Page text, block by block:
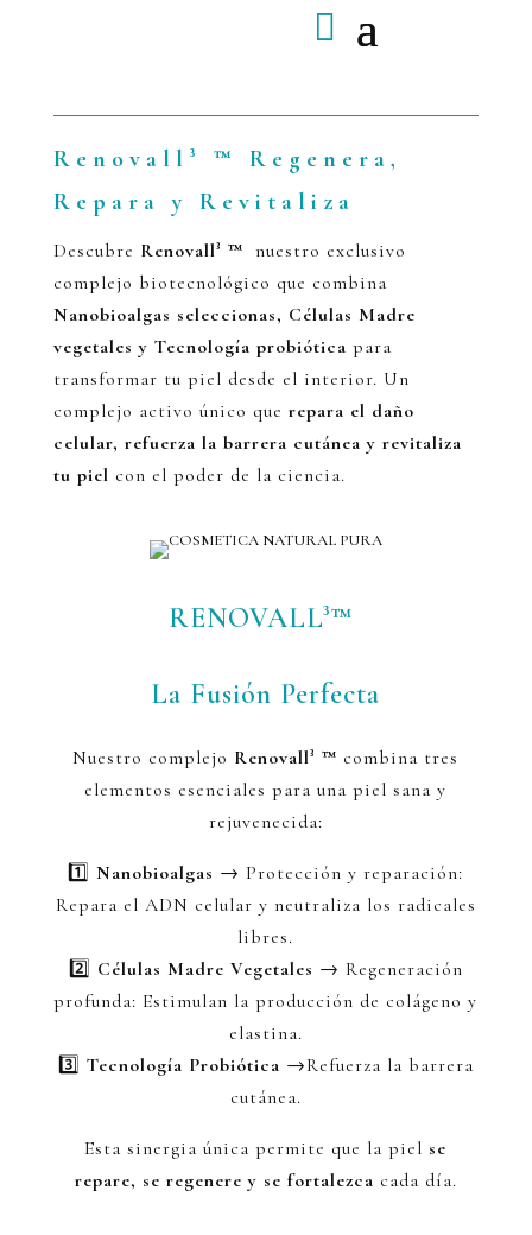
Renovall³ ™ Regenera,
Repara y Revitaliza
Descubre Renovall³ ™ nuestro exclusivo
complejo biotecnológico que combina
Nanobioalgas seleccionas, Células Madre
vegetales y Tecnología probiótica para
transformar tu piel desde el interior. Un
complejo activo único que repara el daño
celular, refuerza la barrera cutánea y revitaliza
tu piel con el poder de la ciencia.
RENOVALL³™
RENOVALL³™
La Fusión Perfecta
Nuestro complejo Renovall³ ™ combina tres
elementos esenciales para una piel sana y
rejuvenecida:
1️⃣Nanobioalgas → Protección y reparación:
Repara el ADN celular y neutraliza los radicales
libres.
2️⃣ Células Madre Vegetales → Regeneración
profunda: Estimulan la producción de colágeno y
elastina.
3️⃣ Tecnología Probiótica →Refuerza la barrera
cutánea.
Esta sinergia única permite que la piel se
repare, se regenere y se fortalezca cada día.